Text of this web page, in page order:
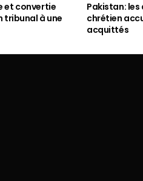
et convertie
tribunal à une
Pakistan: les
chrétien
acquittés